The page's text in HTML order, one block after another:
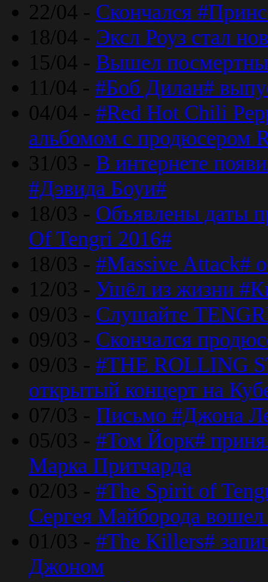
22/04 - Скончался
18/04 - Эксл Роуз стал
15/04 - Вышел
11/04 - #Боб Дилан#
04/04 - #Red Hot Chili
альбомом с продюсером
31/03 - В интернете
#Дэвида Боуи#
18/03 - Объявлены даты
Of Tengri 2016#
18/03 - #Massive Attack#
12/03 - Ушёл из жизни
09/03 - Слушайте
09/03 - Скончался
09/03 - #THE ROLLING
открытый концерт на
07/03 - Письмо #Джона
05/03 - #Том Йорк#
Марка Притчарда
02/03 - #The Spirit of
Сергея Майборода
01/03 - #The Killers#
Джоном